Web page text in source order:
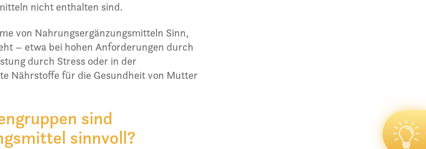
nicht enthalten sind.
von Nahrungsergänzungsmitteln Sinn,
– etwa bei hohen Anforderungen durch
durch Stress oder in der
Nährstoffe für die Gesundheit von Mutter
sind
sinnvoll?